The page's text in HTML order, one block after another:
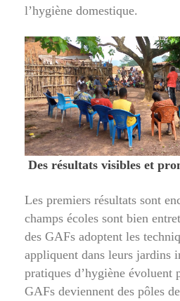
l’hygiène domestique.
Des résultats visibles et
Les premiers résultats sont
champs écoles sont bien
des GAFs adoptent les
appliquent dans leurs jardins
pratiques d’hygiène évoluent
GAFs deviennent des pôles